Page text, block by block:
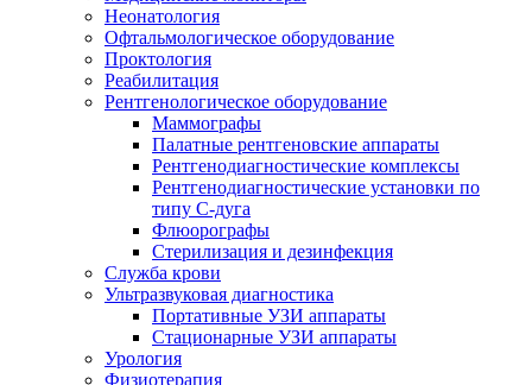
Неонатология
Офтальмологическое оборудование
Проктология
Реабилитация
Рентгенологическое оборудование
Маммографы
Палатные рентгеновские аппараты
Рентгенодиагностические комплексы
Рентгенодиагностические установки по
типу С-дуга
Флюорографы
Стерилизация и дезинфекция
Служба крови
Ультразвуковая диагностика
Портативные УЗИ аппараты
Стационарные УЗИ аппараты
Урология
Физиотерапия